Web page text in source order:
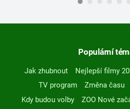
Populární
Jak zhubnout Nejlepší filmy
TV program
Změna času
Kdy budou volby
ZOO Nové